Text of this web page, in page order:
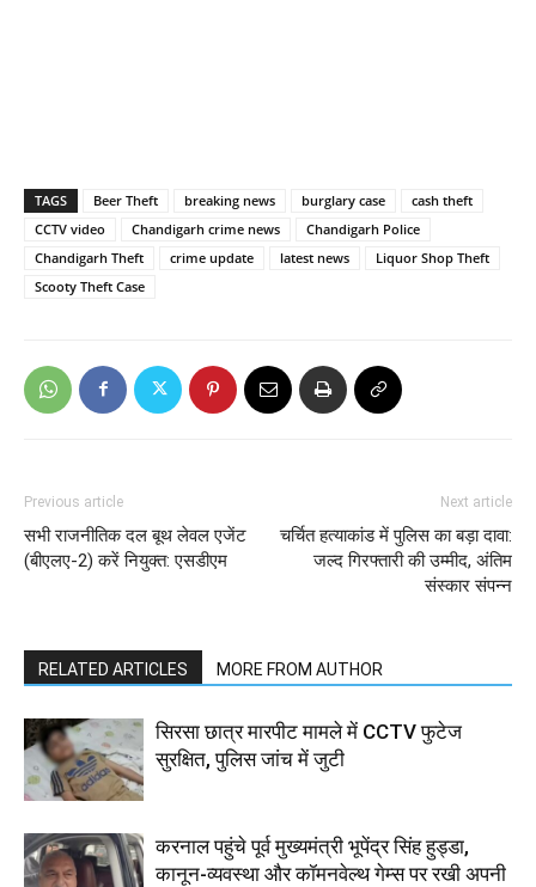
TAGS Beer Theft breaking news burglary case
cash theft
CCTV video
Chandigarh crime news
Chandigarh Police
Chandigarh Theft
crime update latest news
Liquor Shop Theft
Scooty Theft Case
Previous article
सभी राजनीतिक दल बूथ लेवल एजेंट
(बीएलए-2) करें नियुक्त: एसडीएम
Next article
चर्चित हत्याकांड में पुलिस का बड़ा दावा:
जल्द गिरफ्तारी की उम्मीद, अंतिम
संस्कार संपन्न
RELATED ARTICLES MORE FROM AUTHOR
सिरसा छात्र मारपीट मामले में CCTV फुटेज
सुरक्षित, पुलिस जांच में जुटी
करनाल पहुंचे पूर्व मुख्यमंत्री भूपेंद्र सिंह हुड्डा,
कानून-व्यवस्था और कॉमनवेल्थ गेम्स पर रखी अपनी